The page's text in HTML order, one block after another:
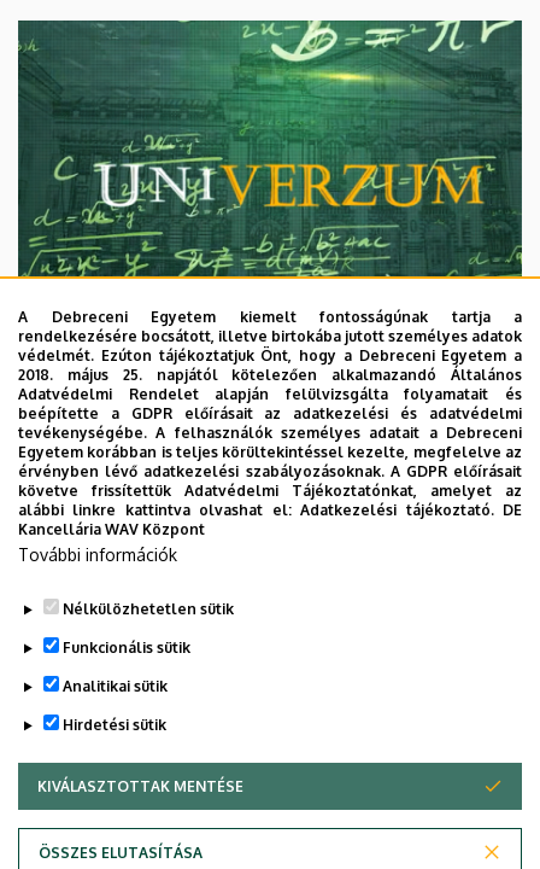
2026. augusztus 7.
Univerzum: A Debreceni Egyetem
titkos receptjei
KUTATÁS TUDOMÁNY
A Debreceni Egyetem kiemelt fontosságúnak tartja a
rendelkezésére bocsátott, illetve birtokába jutott személyes adatok
védelmét. Ezúton tájékoztatjuk Önt, hogy a Debreceni Egyetem a
2018. május 25. napjától kötelezően alkalmazandó Általános
Adatvédelmi Rendelet alapján felülvizsgálta folyamatait és
beépítette a GDPR előírásait az adatkezelési és adatvédelmi
tevékenységébe. A felhasználók személyes adatait a Debreceni
Egyetem korábban is teljes körültekintéssel kezelte, megfelelve az
érvényben lévő adatkezelési szabályozásoknak. A GDPR előírásait
követve frissítettük Adatvédelmi Tájékoztatónkat, amelyet az
alábbi linkre kattintva olvashat el:Adatkezelési tájékoztató. DE
Kancellária WAV Központ
További információk
Nélkülözhetetlen sütik
Funkcionális sütik
Analitikai sütik
Hirdetési sütik
KIVÁLASZTOTTAK MENTÉSE
ÖSSZES ELUTASÍTÁSA
WITHDRAW CONSENT